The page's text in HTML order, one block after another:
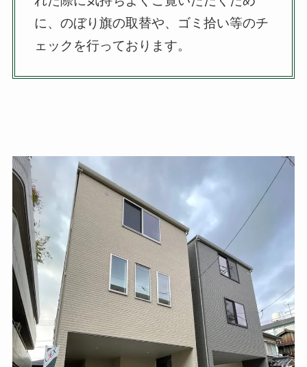
に、のぼり旗の取替や、ゴミ拾い等のチ
ェックを行っております。